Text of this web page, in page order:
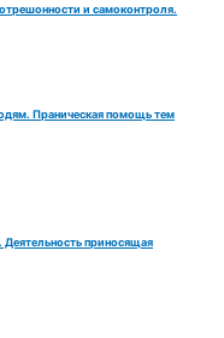
и самоконтроля.
Праническая помощь тем
приносящая